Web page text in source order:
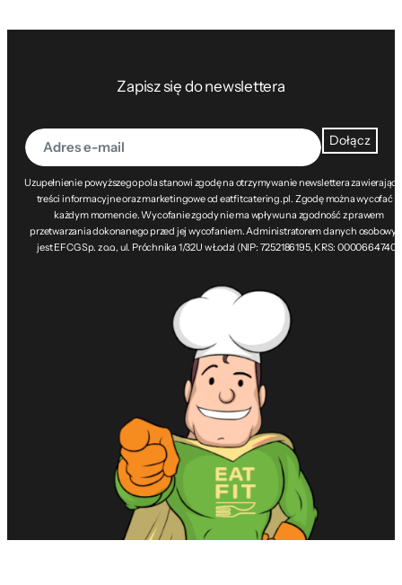
Zapisz się do newslettera
Uzupełnienie powyższego pola stanowi zgodę na otrzymywanie newslettera
treści informacyjne oraz marketingowe od eatfitcatering.pl. Zgodę można wycofać w
każdym momencie. Wycofanie zgody nie ma wpływu na zgodność z prawem
przetwarzania dokonanego przed jej wycofaniem. Administratorem danych
jest EFCG Sp. z o.o., ul. Próchnika 1/32U w Łodzi (NIP: 7252186195, KRS: 0000664740).
Dołącz